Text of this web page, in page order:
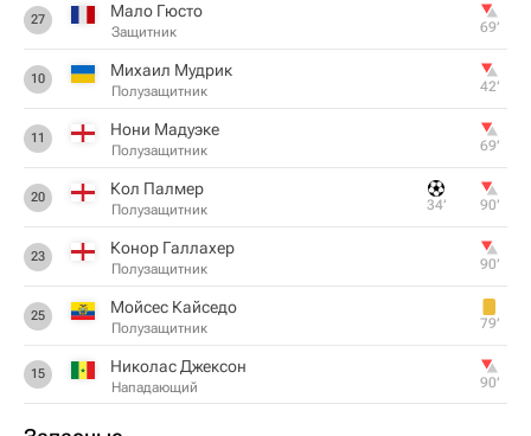
27 Мало Гюсто
Защитник 69‎’‎
10 Михаил Мудрик
Полузащитник 42‎’‎
11 Нони Мадуэке
Полузащитник 69‎’‎
20 Кол Палмер
Полузащитник 34‎’‎ 90‎’‎
23 Конор Галлахер
Полузащитник 90‎’‎
25 Мойсес Кайседо
Полузащитник 79‎’‎
15 Николас Джексон
Нападающий 90‎’‎